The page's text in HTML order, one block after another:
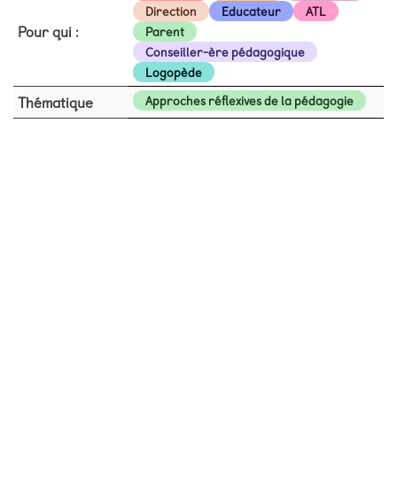
Pour qui :
Direction
Educateur
ATL
Parent
Conseiller-ère pédagogique
Logopède
Thématique Approches réflexives de la pédagogie